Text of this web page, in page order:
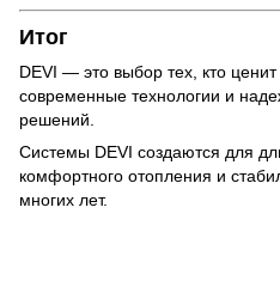
Итог
DEVI — это выбор тех, кто ценит
современные технологии и
решений.
Системы DEVI создаются для
комфортного отопления и
многих лет.